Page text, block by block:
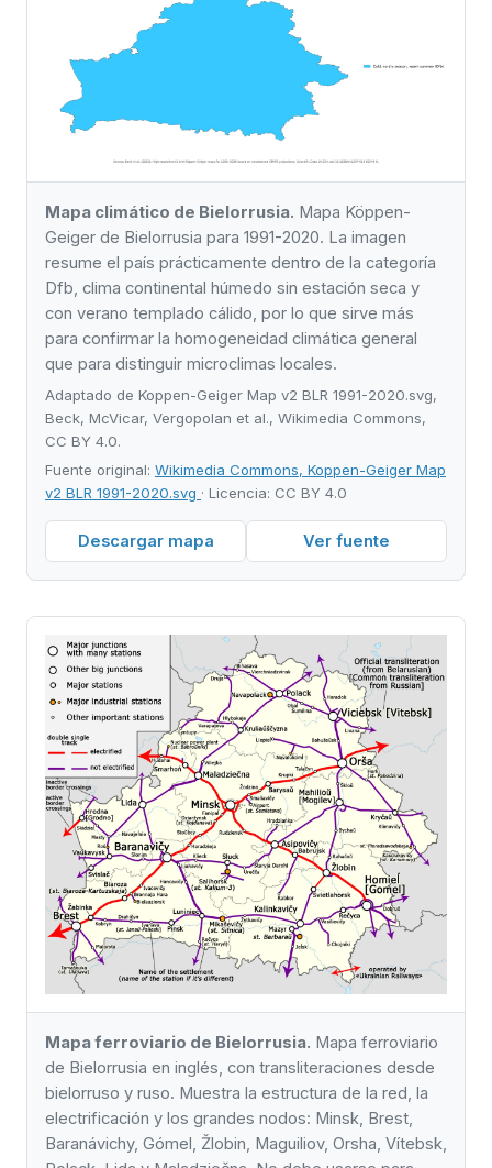
Mapa climático de Bielorrusia. Mapa Köppen-
Geiger de Bielorrusia para 1991-2020. La imagen
resume el país prácticamente dentro de la categoría
Dfb, clima continental húmedo sin estación seca y
con verano templado cálido, por lo que sirve más
para confirmar la homogeneidad climática general
que para distinguir microclimas locales.
Adaptado de Koppen-Geiger Map v2 BLR 1991-2020.svg,
Beck, McVicar, Vergopolan et al., Wikimedia Commons,
CC BY 4.0.
Fuente original: Wikimedia Commons, Koppen-Geiger Map
v2 BLR 1991-2020.svg · Licencia: CC BY 4.0
Descargar mapa Ver fuente
Mapa ferroviario de Bielorrusia. Mapa ferroviario
de Bielorrusia en inglés, con transliteraciones desde
bielorruso y ruso. Muestra la estructura de la red, la
electrificación y los grandes nodos: Minsk, Brest,
Baranávichy, Gómel, Žlobin, Maguiliov, Orsha, Vítebsk,